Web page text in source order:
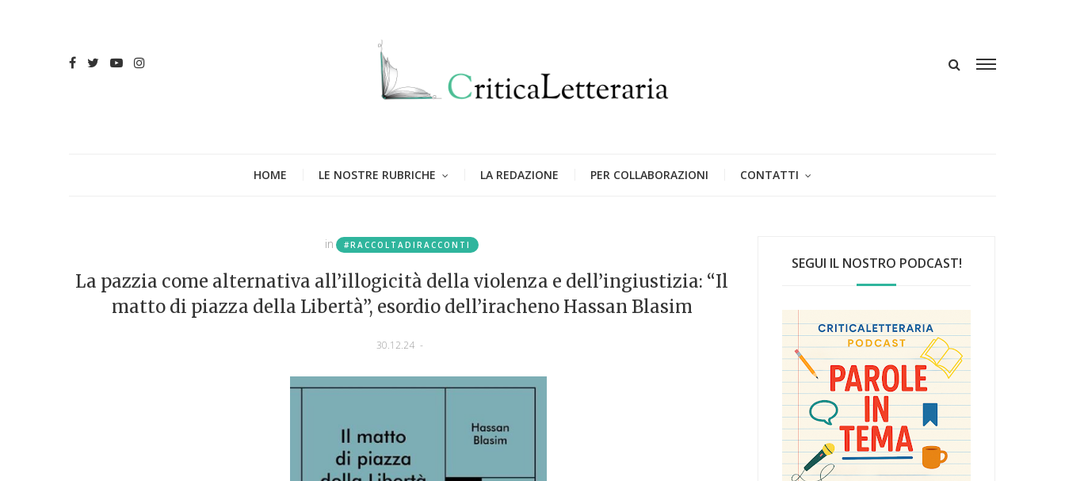
HOME LE NOSTRE RUBRICHE LA REDAZIONE PER COLLABORAZIONI CONTATTI
in #RACCOLTADIRACCONTI
La pazzia come alternativa all’illogicità della violenza e dell’ingiustizia: “Il
matto di piazza della Libertà”, esordio dell’iracheno Hassan Blasim
30.12.24 -
SEGUI IL NOSTRO PODCAST!